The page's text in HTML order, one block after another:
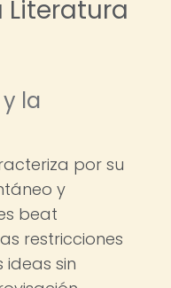
Literatura
la
por su
y
beat
restricciones
ideas sin